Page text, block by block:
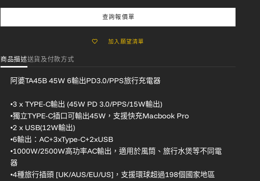
查詢報價單
加入願望清單
商品描述送貨及付款方式
阿婆TA45B 45W 6輸出PD3.0/PPS旅行充電器
•3 x TYPE-C輸出 (45W PD 3.0/PPS/15W輸出)
•獨立TYPE-C插口可輸出45W，支援快充Macbook Pro
•2 x USB(12W輸出)
•6輸出：AC+3xType-C+2xUSB
•1000W/2500W高功率AC輸出，適用於風筒、旅行水煲等不同電
器
•4種旅行插頭 [UK/AUS/EU/US]，支援環球超過198個國家地區